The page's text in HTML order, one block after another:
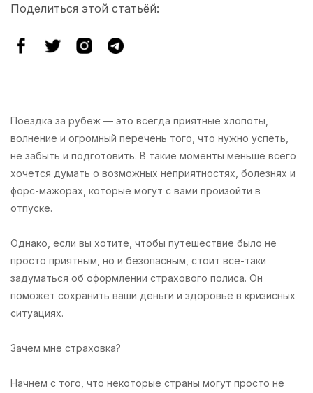
Поездка за рубеж — это всегда приятные хлопоты,
волнение и огромный перечень того, что нужно успеть,
не забыть и подготовить. В такие моменты меньше всего
хочется думать о возможных неприятностях, болезнях и
форс-мажорах, которые могут с вами произойти в
отпуске.
Однако, если вы хотите, чтобы путешествие было не
просто приятным, но и безопасным, стоит все-таки
задуматься об оформлении страхового полиса. Он
поможет сохранить ваши деньги и здоровье в кризисных
ситуациях.
Зачем мне страховка?
Начнем с того, что некоторые страны могут просто не
Поделиться этой статьёй: